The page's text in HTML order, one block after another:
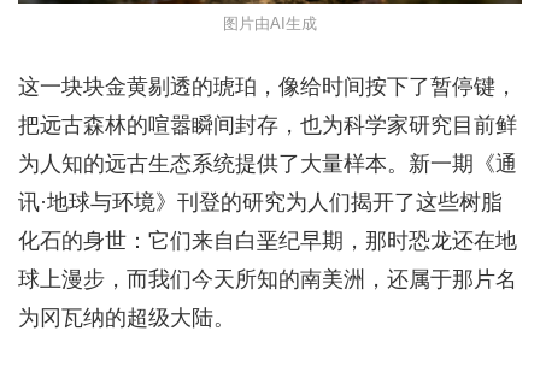
图片由AI生成
这一块块金黄剔透的琥珀，像给时间按下了暂停键，
把远古森林的喧嚣瞬间封存，也为科学家研究目前鲜
为人知的远古生态系统提供了大量样本。新一期《通
讯·地球与环境》刊登的研究为人们揭开了这些树脂
化石的身世：它们来自白垩纪早期，那时恐龙还在地
球上漫步，而我们今天所知的南美洲，还属于那片名
为冈瓦纳的超级大陆。